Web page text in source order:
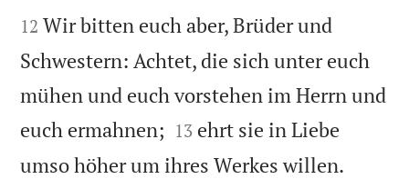


12 Wir bitten euch aber, Brüder und
Schwestern: Achtet, die sich unter euch
mühen und euch vorstehen im Herrn und
euch ermahnen; 

13 ehrt sie in Liebe
umso höher um ihres Werkes willen.